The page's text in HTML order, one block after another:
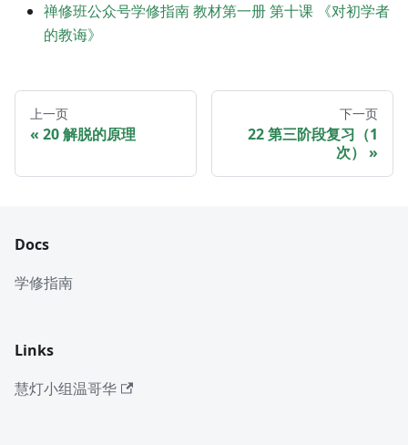
禅修班公众号学修指南 教材第一册 第十课 《对初学者
的教诲》
上一页
20 解脱的原理
下一页
22 第三阶段复习（1
次）
Docs
学修指南
Links
慧灯小组温哥华